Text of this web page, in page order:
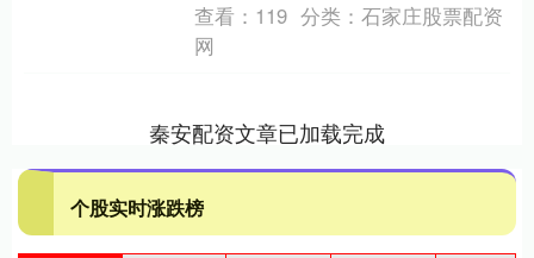
查看： 119 分类： 石家庄股票配资
网
秦安配资文章已加载完成
个股实时涨跌榜